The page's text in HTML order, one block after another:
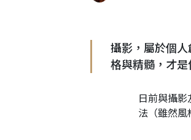
攝影，屬於個
格與精髓，才是
日前與攝
法（雖然風